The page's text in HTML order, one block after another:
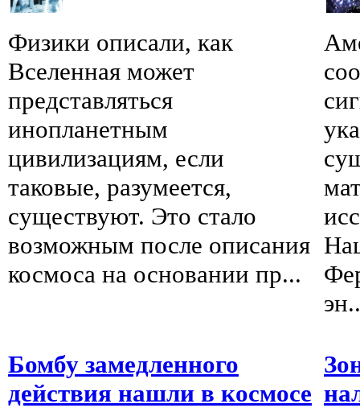
Физики описали, как
Вселенная может
представляться
инопланетным
цивилизациям, если
таковые, разумеется,
существуют. Это стало
возможным после описания
космоса на основании пр...
Бомбу замедленного
действия нашли в космосе